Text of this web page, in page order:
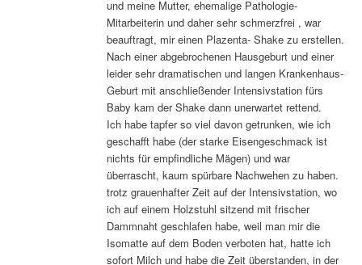
und meine Mutter, ehemalige Pathologie-
Mitarbeiterin und daher sehr schmerzfrei , war
beauftragt, mir einen Plazenta- Shake zu erstellen.
Nach einer abgebrochenen Hausgeburt und einer
leider sehr dramatischen und langen Krankenhaus-
Geburt mit anschließender Intensivstation fürs
Baby kam der Shake dann unerwartet rettend.
Ich habe tapfer so viel davon getrunken, wie ich
geschafft habe (der starke Eisengeschmack ist
nichts für empfindliche Mägen) und war
überrascht, kaum spürbare Nachwehen zu haben.
trotz grauenhafter Zeit auf der Intensivstation, wo
ich auf einem Holzstuhl sitzend mit frischer
Dammnaht geschlafen habe, weil man mir die
Isomatte auf dem Boden verboten hat, hatte ich
sofort Milch und habe die Zeit überstanden, in der